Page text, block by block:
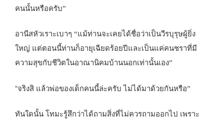
คนนั้นหรือครับ”
อานีสหัวเราะเบาๆ “แม้ท่านจะเคยได้ชื่อว่าเป็นวีรบุรุษผู้ยิ่ง
ใหญ่ แต่ตอนนี้ท่านก็อายุเฉียดร้อยปีและเป็นแค่คนชราที่มี
ความสุขกับชีวิตในอาณานิคมบ้านนอกเท่านั้นเอง”
“จริงสิ แล้วพ่อของเด็กคนนี้ล่ะครับ ไม่ได้มาด้วยกันหรือ”
ทันใดนั้น โทมะรู้สึกว่าได้ถามสิ่งที่ไม่ควรถามออกไป เพราะ